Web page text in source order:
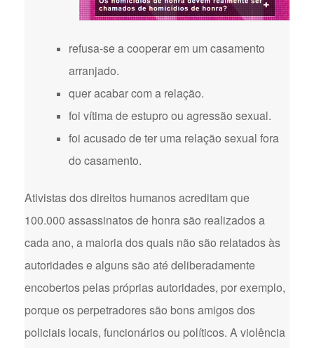
refusa-se a cooperar em um casamento
arranjado.
quer acabar com a relação.
foi vítima de estupro ou agressão sexual.
foi acusado de ter uma relação sexual fora
do casamento.
Ativistas dos direitos humanos acreditam que
100.000 assassinatos de honra são realizados a
cada ano, a maioria dos quais não são relatados às
autoridades e alguns são até deliberadamente
encobertos pelas próprias autoridades, por exemplo,
porque os perpetradores são bons amigos dos
policiais locais, funcionários ou políticos. A violência